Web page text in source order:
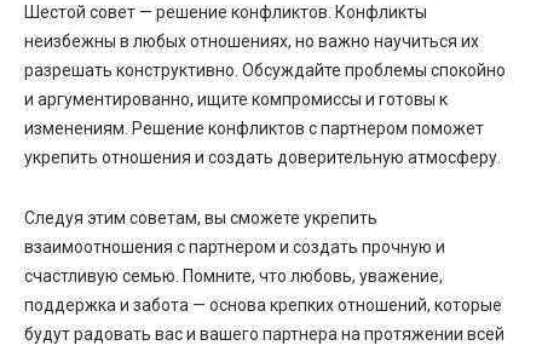
Шестой совет — решение конфликтов. Конфликты
неизбежны в любых отношениях, но важно научиться их
разрешать конструктивно. Обсуждайте проблемы спокойно
и аргументированно, ищите компромиссы и готовы к
изменениям. Решение конфликтов с партнером поможет
укрепить отношения и создать доверительную атмосферу.
Следуя этим советам, вы сможете укрепить
взаимоотношения с партнером и создать прочную и
счастливую семью. Помните, что любовь, уважение,
поддержка и забота — основа крепких отношений, которые
будут радовать вас и вашего партнера на протяжении всей